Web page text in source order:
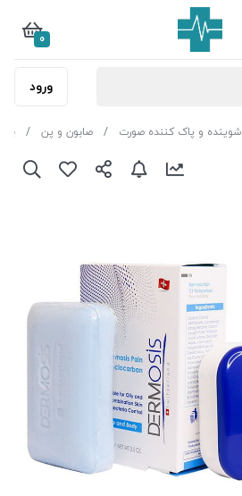
0
ورود
شوینده و پاک کننده صورت صابون و پن پن